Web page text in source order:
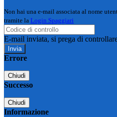
Non hai una e-mail associata al nome
tramite la Login Spaggiari
E-mail inviata, si prega di
Errore
Chiudi
Successo
Chiudi
Informazione